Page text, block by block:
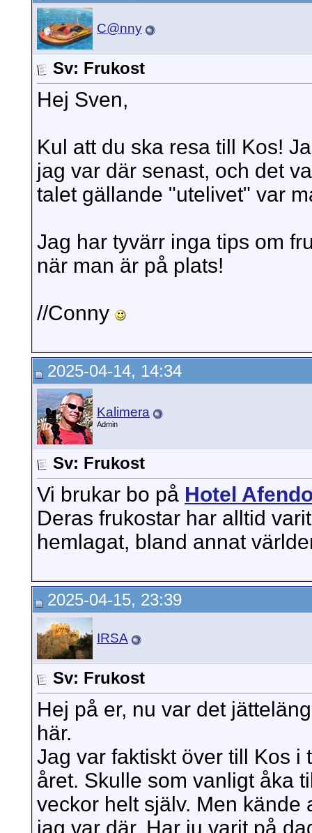
C@nny
Sv: Frukost
Hej Sven,
Kul att du ska resa till Kos!
jag var där senast, och det
talet gällande "utelivet" var
Jag har tyvärr inga tips om
när man är på plats!
//Conny
2025-04-14, 14:34
Kalimera
Admin
Sv: Frukost
Vi brukar bo på Hotel
Deras frukostar har alltid
hemlagat, bland annat
2025-04-15, 23:39
IRSA
Sv: Frukost
Hej på er, nu var det
här.
Jag var faktiskt över till Kos i
året. Skulle som vanligt åka
veckor helt själv. Men
jag var där. Har ju varit på